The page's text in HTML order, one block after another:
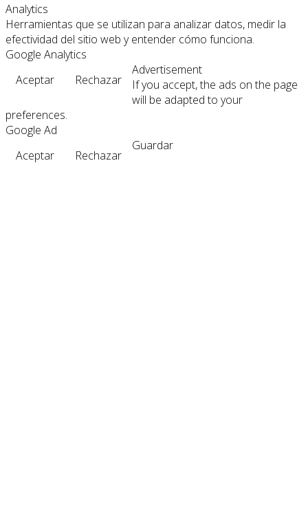
Analytics
Herramientas que se utilizan para analizar datos, medir la
efectividad del sitio web y entender cómo funciona.
Google Analytics
Aceptar
Rechazar
Advertisement
If you accept, the ads on the page
will be adapted to your
preferences.
Google Ad
Aceptar
Rechazar
Guardar